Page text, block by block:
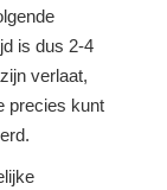
is dus 2-4
verlaat,
precies kunt